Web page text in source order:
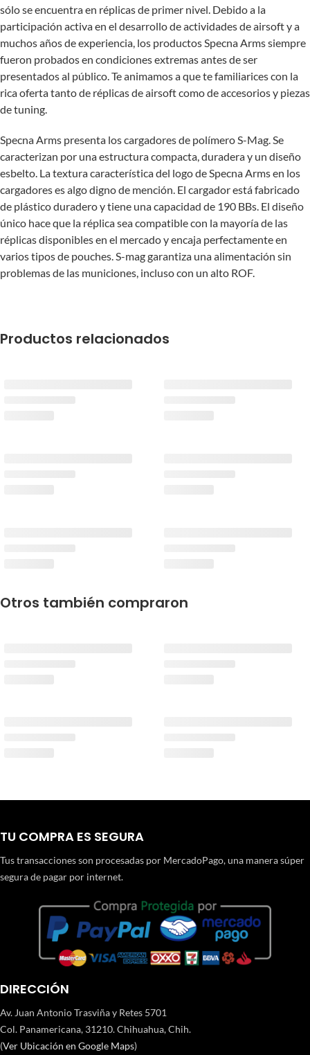
sólo se encuentra en réplicas de primer nivel. Debido a la
participación activa en el desarrollo de actividades de airsoft y a
muchos años de experiencia, los productos Specna Arms siempre
fueron probados en condiciones extremas antes de ser
presentados al público. Te animamos a que te familiarices con la
rica oferta tanto de réplicas de airsoft como de accesorios y piezas
de tuning.
Specna Arms presenta los cargadores de polímero S-Mag. Se
caracterizan por una estructura compacta, duradera y un diseño
esbelto. La textura característica del logo de Specna Arms en los
cargadores es algo digno de mención. El cargador está fabricado
de plástico duradero y tiene una capacidad de 190 BBs. El diseño
único hace que la réplica sea compatible con la mayoría de las
réplicas disponibles en el mercado y encaja perfectamente en
varios tipos de pouches. S-mag garantiza una alimentación sin
problemas de las municiones, incluso con un alto ROF.
Productos relacionados
Otros también compraron
TU COMPRA ES SEGURA
Tus transacciones son procesadas por MercadoPago, una manera súper
segura de pagar por internet.
DIRECCIÓN
Av. Juan Antonio Trasviña y Retes 5701
Col. Panamericana, 31210. Chihuahua, Chih.
(Ver Ubicación en Google Maps)